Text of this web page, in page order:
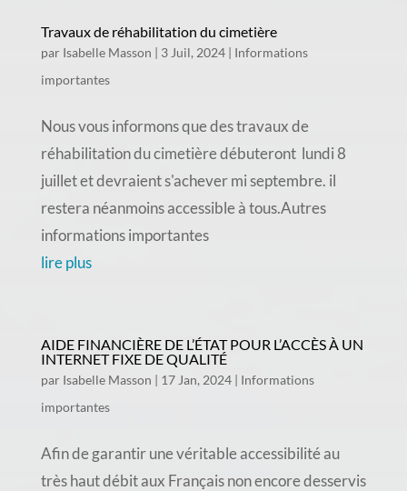
Travaux de réhabilitation du cimetière
par Isabelle Masson | 3 Juil, 2024| Informations
importantes
Nous vous informons que des travaux de
réhabilitation du cimetière débuteront lundi 8
juillet et devraient s'achever mi septembre. il
restera néanmoins accessible à tous.Autres
informations importantes
lire plus
AIDE FINANCIÈRE DE L’ÉTAT POUR L’ACCÈS À UN
INTERNET FIXE DE QUALITÉ
par Isabelle Masson | 17 Jan, 2024| Informations
importantes
Afin de garantir une véritable accessibilité au
très haut débit aux Français non encore desservis